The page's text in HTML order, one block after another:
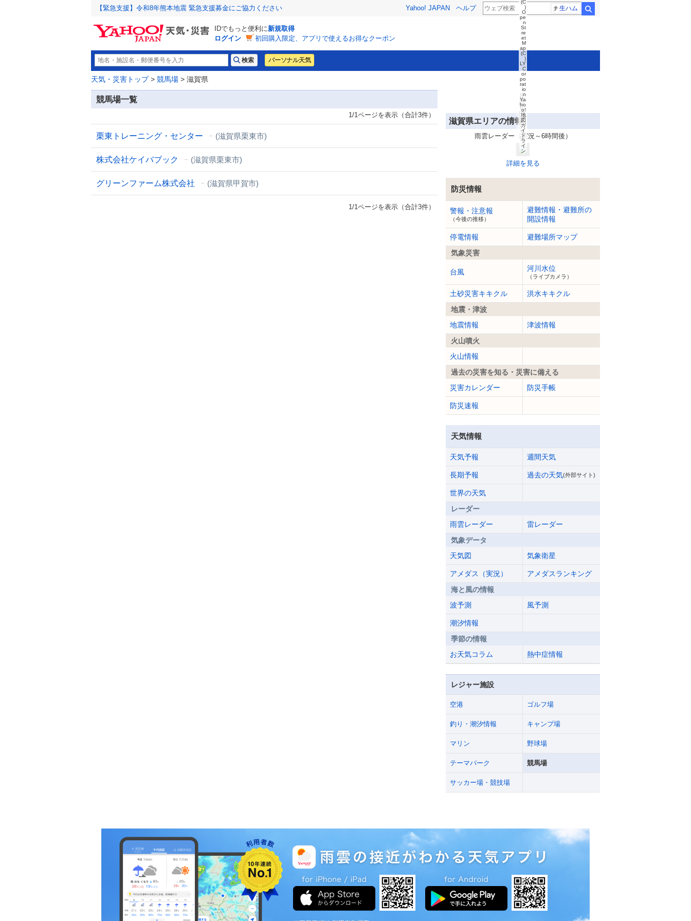
【緊急支援】令和8年熊本地震 緊急支援募金にご協力ください Yahoo! JAPAN ヘルプ 生ハム
IDでもっと便利に新規取得
ログイン
初回購入限定、アプリで使えるお得なクーポン
パーソナル天気
天気・災害トップ> 競馬場 > 滋賀県
競馬場一覧
1/1ページを表示（合計3件）
栗東トレーニング・センター (滋賀県栗東市)
株式会社ケイバブック (滋賀県栗東市)
グリーンファーム株式会社 (滋賀県甲賀市)
1/1ページを表示（合計3件）
滋賀県エリアの情報
雨雲レーダー（実況～6時間後）
8
月
6
日
2
3:
3
5
(C
)
O
pe
n
St
re
et
M
ap
(C
)
LY
C
or
po
rat
io
n
Ya
ho
o!
地
図
ガ
イ
ド
ラ
イ
ン
詳細を見る
防災情報
警報・注意報
（今後の推移）
避難情報・避難所の
開設情報
停電情報
避難場所マップ
気象災害
台風 河川水位
（ライブカメラ）
土砂災害キキクル
洪水キキクル
地震・津波
地震情報
津波情報
火山噴火
火山情報
過去の災害を知る・災害に備える
災害カレンダー
防災手帳
防災速報
天気情報
天気予報 週間天気
長期予報 過去の天気(外部サイト)
世界の天気
レーダー
雨雲レーダー
雷レーダー
気象データ
天気図
気象衛星
アメダス（実況）
アメダスランキング
海と風の情報
波予測
風予測
潮汐情報
季節の情報
お天気コラム
熱中症情報
レジャー施設
空港 ゴルフ場
釣り・潮汐情報 キャンプ場
マリン 野球場
テーマパーク 競馬場
サッカー場・競技場